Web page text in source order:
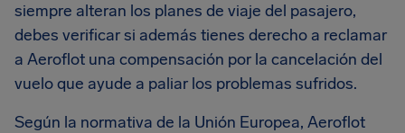
siempre alteran los planes de viaje del pasajero,
debes verificar si además tienes derecho a reclamar
a Aeroflot una compensación por la cancelación del
vuelo que ayude a paliar los problemas sufridos.
Según la normativa de la Unión Europea, Aeroflot